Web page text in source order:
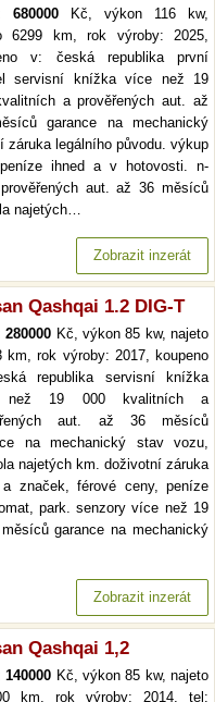
680000 Kč, výkon 116 kw,
6299 km, rok výroby: 2025,
v: česká republika první
servisní knížka více než 19
a prověřených aut. až
garance na mechanický
legálního původu. výkup
ihned a v hotovosti. n-
aut. až 36 měsíců
najetých…
Zobrazit inzerát
Qashqai 1.2 DIG-T
280000 Kč, výkon 85 kw, najeto
km, rok výroby: 2017, koupeno
republika servisní knížka
než 19 000 kvalitních a
aut. až 36 měsíců
na mechanický stav vozu,
najetých km. doživotní záruka
značek, férové ceny, peníze
park. senzory více než 19
garance na mechanický
Zobrazit inzerát
Qashqai 1,2
140000 Kč, výkon 85 kw, najeto
km, rok výroby: 2014, tel: